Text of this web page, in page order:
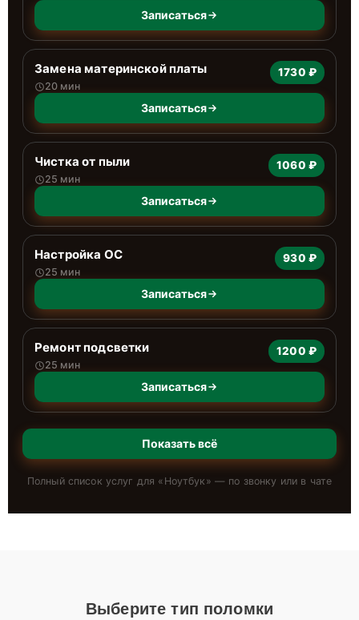
Записаться
Замена материнской платы
20 мин
1730 ₽
Записаться
Чистка от пыли
25 мин
1060 ₽
Записаться
Настройка ОС
25 мин
930 ₽
Записаться
Ремонт подсветки
25 мин
1200 ₽
Записаться
Показать всё
Полный список услуг для « Ноутбук » — по звонку или в чате
Выберите тип поломки